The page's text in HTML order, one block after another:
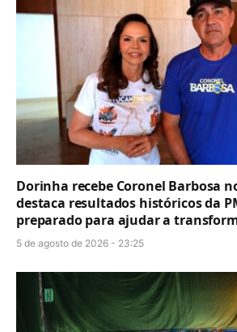
Dorinha recebe Coronel Barbosa
destaca resultados históricos da
preparado para ajudar a
5 de agosto de 2026 - 23:25